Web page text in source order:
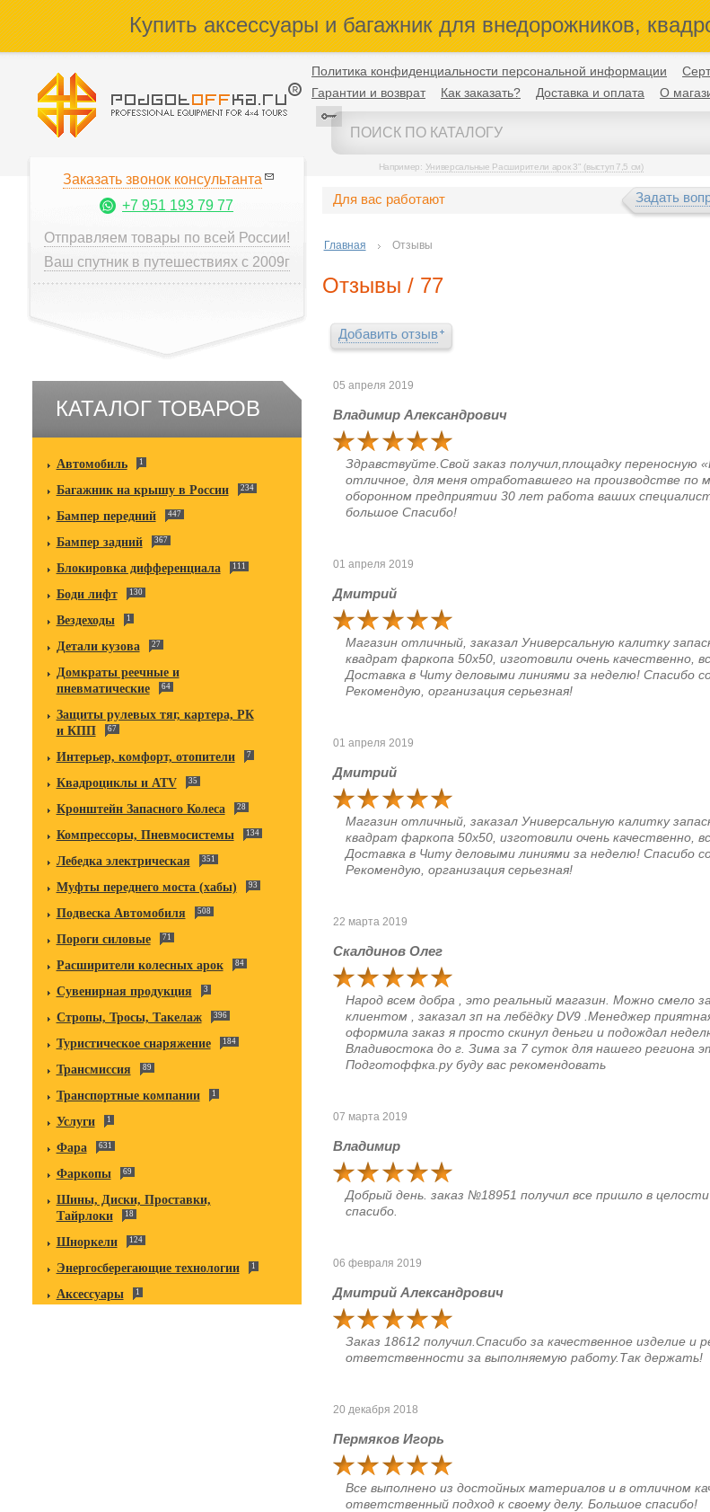
Купить аксессуары и багажник для внедорожников,
Политика конфиденциальности персональной информации
Гарантии и возврат
Как заказать? Доставка и оплата О
Например: Универсальные Расширители арок 3" (выступ 7,5 см)
Заказать звонок консультанта
+7 951 193 79 77
Отправляем товары по всей России!
Ваш спутник в путешествиях с 2009г
КАТАЛОГ ТОВАРОВ
Автомобиль 1
Багажник на крышу в России 234
Бампер передний 447
Бампер задний 367
Блокировка дифференциала 111
Боди лифт 130
Вездеходы 1
Детали кузова 27
Домкраты реечные и
пневматические
64
Защиты рулевых тяг, картера, РК
и КПП
67
Интерьер, комфорт, отопители 7
Квадроциклы и ATV 35
Кронштейн Запасного Колеса 28
Компрессоры, Пневмосистемы 134
Лебедка электрическая 351
Муфты переднего моста (хабы) 93
Подвеска Автомобиля 508
Пороги силовые 71
Расширители колесных арок 84
Сувенирная продукция 3
Стропы, Тросы, Такелаж 396
Туристическое снаряжение 184
Трансмиссия 89
Транспортные компании 1
Услуги 1
Фара 631
Фаркопы 69
Шины, Диски, Проставки,
Тайрлоки
18
Шноркели 124
Энергосберегающие технологии 1
Аксессуары 1
Для вас работают Задать
Главная Отзывы
Отзывы / 77
Добавить отзыв
05 апреля 2019
Владимир Александрович
Здравствуйте.Свой заказ получил,площадку переносную
отличное, для меня отработавшего на производстве по
оборонном предприятии 30 лет работа ваших
большое Спасибо!
01 апреля 2019
Дмитрий
Магазин отличный, заказал Универсальную калитку
квадрат фаркопа 50х50, изготовили очень качественно,
Доставка в Читу деловыми линиями за неделю! Спасибо
Рекомендую, организация серьезная!
01 апреля 2019
Дмитрий
Магазин отличный, заказал Универсальную калитку
квадрат фаркопа 50х50, изготовили очень качественно,
Доставка в Читу деловыми линиями за неделю! Спасибо
Рекомендую, организация серьезная!
22 марта 2019
Скалдинов Олег
Народ всем добра , это реальный магазин. Можно смело
клиентом , заказал зп на лебёдку DV9 .Менеджер
оформила заказ я просто скинул деньги и подождал
Владивостока до г. Зима за 7 суток для нашего региона
Подготоффка.ру буду вас рекомендовать
07 марта 2019
Владимир
Добрый день. заказ №18951 получил все пришло в
спасибо.
06 февраля 2019
Дмитрий Александрович
Заказ 18612 получил.Спасибо за качественное изделие и
ответственности за выполняемую работу.Так держать!
20 декабря 2018
Пермяков Игорь
Все выполнено из достойных материалов и в отличном
ответственный подход к своему делу. Большое спасибо!